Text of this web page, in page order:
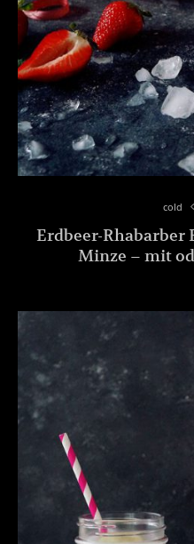
cold
Erdbeer-
Minze – mit